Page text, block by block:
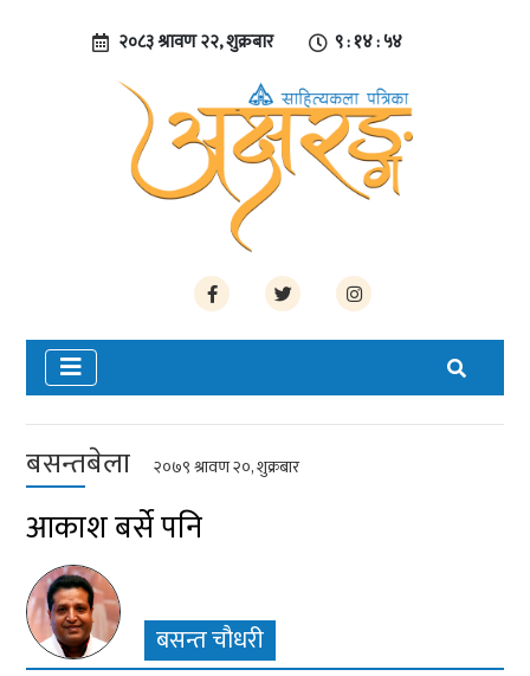
२०८३ श्रावण २२, शुक्रबार ९ : १४ : ५४
बसन्तबेला २०७९ श्रावण २०, शुक्रबार
आकाश बर्से पनि
बसन्त चौधरी